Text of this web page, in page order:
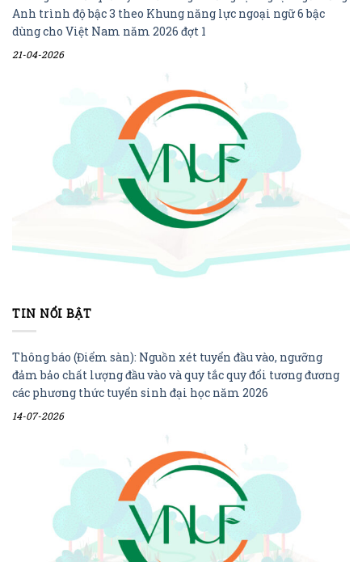
Anh trình độ bậc 3 theo Khung năng lực ngoại ngữ 6 bậc
dùng cho Việt Nam năm 2026 đợt 1
21-04-2026
TIN NỔI BẬT
Thông báo (Điểm sàn): Nguồn xét tuyển đầu vào, ngưỡng
đảm bảo chất lượng đầu vào và quy tắc quy đổi tương đương
các phương thức tuyển sinh đại học năm 2026
14-07-2026